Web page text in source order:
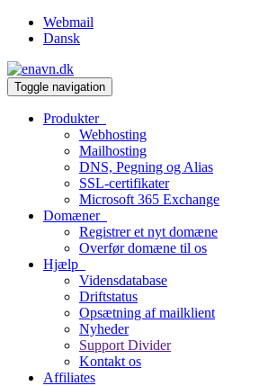
Webmail
Dansk
Toggle navigation
Produkter
Webhosting
Mailhosting
DNS, Pegning og Alias
SSL-certifikater
Microsoft 365 Exchange
Domæner
Registrer et nyt domæne
Overfør domæne til os
Hjælp
Vidensdatabase
Driftstatus
Opsætning af mailklient
Nyheder
Support Divider
Kontakt os
Affiliates